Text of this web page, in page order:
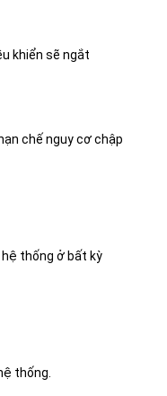
khiển sẽ ngắt
chế nguy cơ chập
thống ở bất kỳ
thống.